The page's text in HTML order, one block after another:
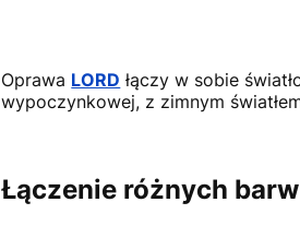
Oprawa LORD łączy w sobie
wypoczynkowej, z zimnym
Łączenie różnych